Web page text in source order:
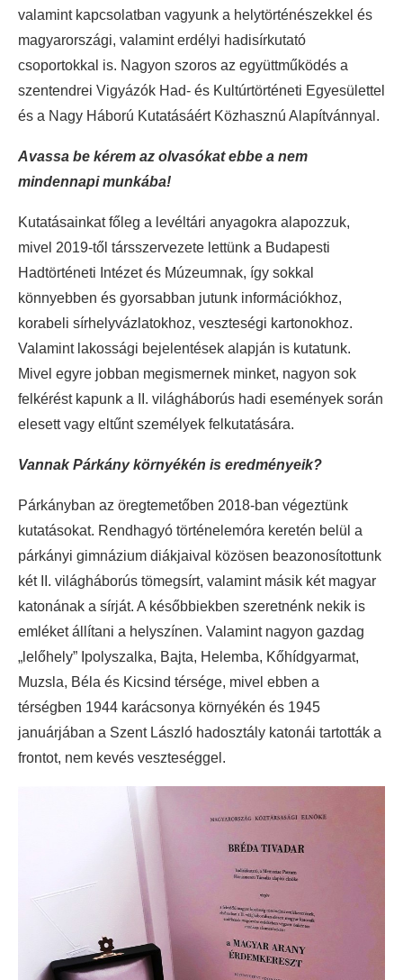
valamint kapcsolatban vagyunk a helytörténészekkel és
magyarországi, valamint erdélyi hadisírkutató
csoportokkal is. Nagyon szoros az együttműködés a
szentendrei Vigyázók Had- és Kultúrtörténeti Egyesülettel
és a Nagy Háború Kutatásáért Közhasznú Alapítvánnyal.
Avassa be kérem az olvasókat ebbe a nem
mindennapi munkába!
Kutatásainkat főleg a levéltári anyagokra alapozzuk,
mivel 2019-től társszervezete lettünk a Budapesti
Hadtörténeti Intézet és Múzeumnak, így sokkal
könnyebben és gyorsabban jutunk információkhoz,
korabeli sírhelyvázlatokhoz, veszteségi kartonokhoz.
Valamint lakossági bejelentések alapján is kutatunk.
Mivel egyre jobban megismernek minket, nagyon sok
felkérést kapunk a II. világháborús hadi események során
elesett vagy eltűnt személyek felkutatására.
Vannak Párkány környékén is eredményeik?
Párkányban az öregtemetőben 2018-ban végeztünk
kutatásokat. Rendhagyó történelemóra keretén belül a
párkányi gimnázium diákjaival közösen beazonosítottunk
két II. világháborús tömegsírt, valamint másik két magyar
katonának a sírját. A későbbiekben szeretnénk nekik is
emléket állítani a helyszínen. Valamint nagyon gazdag
„lelőhely” Ipolyszalka, Bajta, Helemba, Kőhídgyarmat,
Muzsla, Béla és Kicsind térsége, mivel ebben a
térségben 1944 karácsonya környékén és 1945
januárjában a Szent László hadosztály katonái tartották a
frontot, nem kevés veszteséggel.